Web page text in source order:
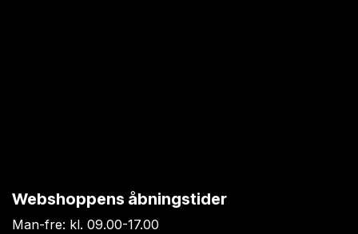
Webshoppens åbningstider
Man-fre: kl. 09.00-17.00